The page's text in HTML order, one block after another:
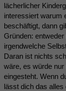
lächerlicher
interessiert warum
beschäftigt, dann
Gründen:
irgendwelche
Daran ist nichts
wäre, es würde
eingesteht. Wenn
lässt dich das alles